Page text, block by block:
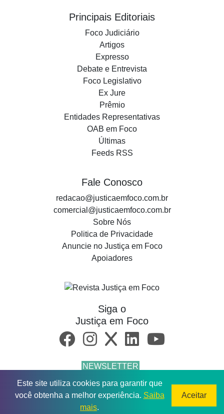
Principais Editoriais
Foco Judiciário
Artigos
Expresso
Debate e Entrevista
Foco Legislativo
Ex Jure
Prêmio
Entidades Representativas
OAB em Foco
Últimas
Feeds RSS
Fale Conosco
redacao@justicaemfoco.com.br
comercial@justicaemfoco.com.br
Sobre Nós
Politica de Privacidade
Anuncie no Justiça em Foco
Apoiadores
Siga o
Justiça em Foco
NEWSLETTER
© 2026 Todos os direitos reservados.
Este site utiliza cookies para garantir que
você obtenha a melhor experiência. Saiba
mais.
Aceitar